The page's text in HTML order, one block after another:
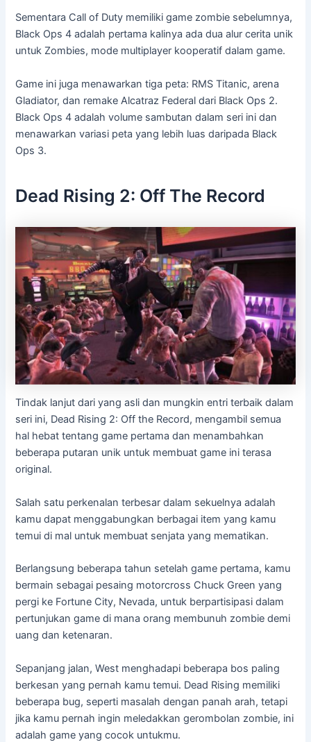
Sementara Call of Duty memiliki game zombie sebelumnya,
Black Ops 4 adalah pertama kalinya ada dua alur cerita unik
untuk Zombies, mode multiplayer kooperatif dalam game.
Game ini juga menawarkan tiga peta: RMS Titanic, arena
Gladiator, dan remake Alcatraz Federal dari Black Ops 2.
Black Ops 4 adalah volume sambutan dalam seri ini dan
menawarkan variasi peta yang lebih luas daripada Black
Ops 3.
Dead Rising 2: Off The Record
Tindak lanjut dari yang asli dan mungkin entri terbaik dalam
seri ini, Dead Rising 2: Off the Record, mengambil semua
hal hebat tentang game pertama dan menambahkan
beberapa putaran unik untuk membuat game ini terasa
original.
Salah satu perkenalan terbesar dalam sekuelnya adalah
kamu dapat menggabungkan berbagai item yang kamu
temui di mal untuk membuat senjata yang mematikan.
Berlangsung beberapa tahun setelah game pertama, kamu
bermain sebagai pesaing motorcross Chuck Green yang
pergi ke Fortune City, Nevada, untuk berpartisipasi dalam
pertunjukan game di mana orang membunuh zombie demi
uang dan ketenaran.
Sepanjang jalan, West menghadapi beberapa bos paling
berkesan yang pernah kamu temui. Dead Rising memiliki
beberapa bug, seperti masalah dengan panah arah, tetapi
jika kamu pernah ingin meledakkan gerombolan zombie, ini
adalah game yang cocok untukmu.